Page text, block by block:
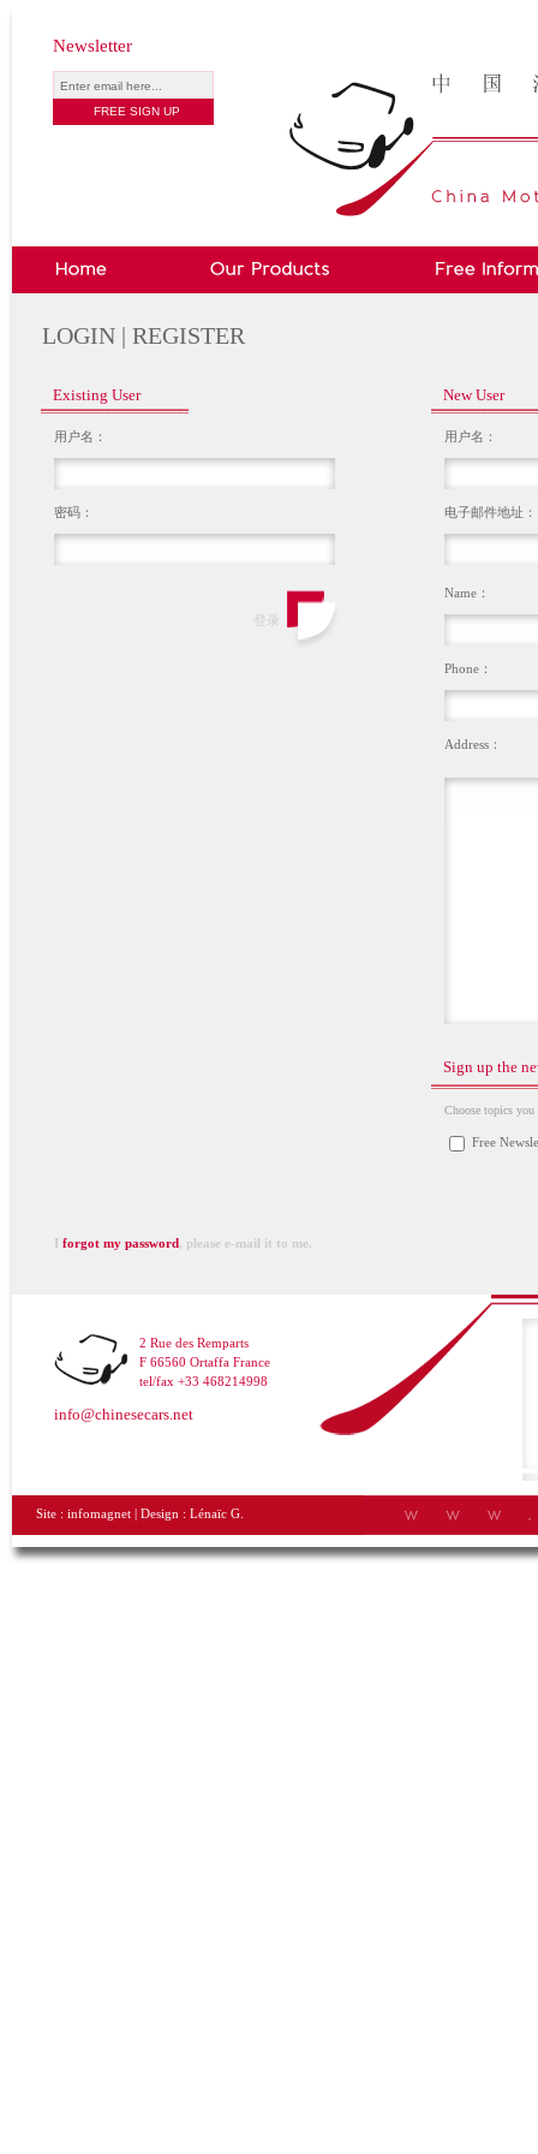
Newsletter
LOGIN | REGISTER
Existing User
用户名：
密码：
New User
用户名：
电子邮件地址：
Name：
Phone：
Address：
Sign up the
Choose topics you
Free
I forgot my password, please e-mail it to me.
2 Rue des Remparts
F 66560 Ortaffa France
tel/fax +33 468214998
info@chinesecars.net
Site : infomagnet | Design : Lénaïc G.